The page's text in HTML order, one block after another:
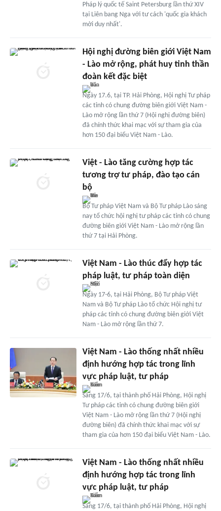
Pháp lý quốc tế Saint Petersburg lần thứ XIV
tại Liên bang Nga với tư cách 'quốc gia khách
mời duy nhất'.
Hội nghị đường biên giới Việt Nam
- Lào mở rộng, phát huy tinh thần
đoàn kết đặc biệt
Ngày 17.6, tại TP. Hải Phòng, Hội nghị Tư pháp
các tỉnh có chung đường biên giới Việt Nam -
Lào mở rộng lần thứ 7 (Hội nghị đường biên)
đã chính thức khai mạc với sự tham gia của
hơn 150 đại biểu Việt Nam - Lào.
Việt - Lào tăng cường hợp tác
tương trợ tư pháp, đào tạo cán
bộ
Bộ Tư pháp Việt Nam và Bộ Tư pháp Lào sáng
nay tổ chức hội nghị tư pháp các tỉnh có chung
đường biên giới Việt Nam - Lào mở rộng lần
thứ 7 tại Hải Phòng.
Việt Nam - Lào thúc đẩy hợp tác
pháp luật, tư pháp toàn diện
Ngày 17-6, tại Hải Phòng, Bộ Tư pháp Việt
Nam và Bộ Tư pháp Lào tổ chức Hội nghị tư
pháp các tỉnh có chung đường biên giới Việt
Nam - Lào mở rộng lần thứ 7.
Việt Nam - Lào thống nhất nhiều
định hướng hợp tác trong lĩnh
vực pháp luật, tư pháp
Sáng 17/6, tại thành phố Hải Phòng, Hội nghị
Tư pháp các tỉnh có chung đường biên giới
Việt Nam - Lào mở rộng lần thứ 7 (Hội nghị
đường biên) đã chính thức khai mạc với sự
tham gia của hơn 150 đại biểu Việt Nam - Lào.
Việt Nam - Lào thống nhất nhiều
định hướng hợp tác trong lĩnh
vực pháp luật, tư pháp
Sáng 17/6, tại thành phố Hải Phòng, Hội nghị